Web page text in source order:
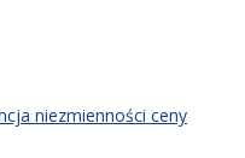
niezmienności ceny